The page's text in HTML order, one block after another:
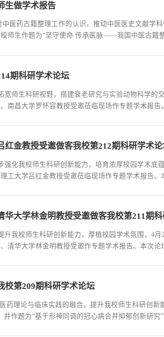
生做学术报告
医药古籍整理工作的认识，推动中医医史文献学
师生作题为“坚守使命 传承医脉——我国中医古籍
期科研学术论坛
师生科研视野，搭建衰老研究与实验动物科学的
南昌大学罗怀容教授受邀莅临现场作专题学术报告
金教授受邀做客我校第212期科研学术
化我校师生科研创新能力，培育浓厚校园学术底
工大学吕红金教授受邀莅临现场作专题学术报告。
华大学林金明教授受邀做客我校第211期
我校师生科研创新能力，厚植校园学术氛围，4月
清华大学林金明教授受邀作专题学术报告。本次论
校第209期科研学术论坛
药理论与临床实践的融合，提升我校师生科研创新
作题为“基于形神同调的冠心病合并抑郁创新研究